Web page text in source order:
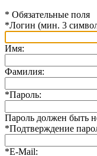
* Обязательные поля
*Логин (мин. 3
Имя:
Фамилия:
*Пароль:
Пароль должен быть
*Подтверждение
*E-Mail: